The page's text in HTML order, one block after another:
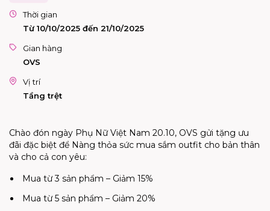
Thời gian
Từ 10/10/2025 đến 21/10/2025
Gian hàng
OVS
Vị trí
Tầng trệt
Chào đón ngày Phụ Nữ Việt Nam 20.10, OVS gửi tặng ưu
đãi đặc biệt để Nàng thỏa sức mua sắm outfit cho bản thân
và cho cả con yêu:
Mua từ 3 sản phẩm – Giảm 15%
Mua từ 5 sản phẩm – Giảm 20%